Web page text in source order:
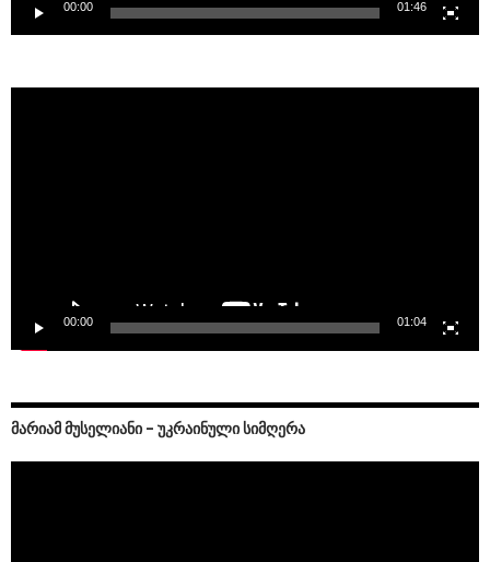
00:00 01:46
00:00 01:04
ᲛᲐᲠᲘᲐᲛ ᲛᲣᲡᲔᲚᲘᲐᲜᲘ – ᲣᲙᲠᲐᲘᲜᲣᲚᲘ ᲡᲘᲛᲦᲔᲠᲐ